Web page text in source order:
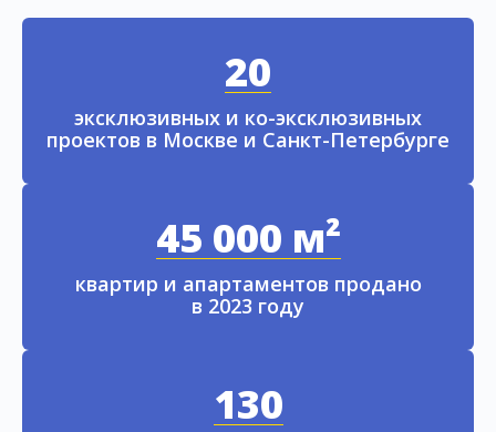
20
эксклюзивных и ко-эксклюзивных
проектов в Москве и Санкт-Петербурге
45 000 м²
квартир и апартаментов продано
в 2023 году
130